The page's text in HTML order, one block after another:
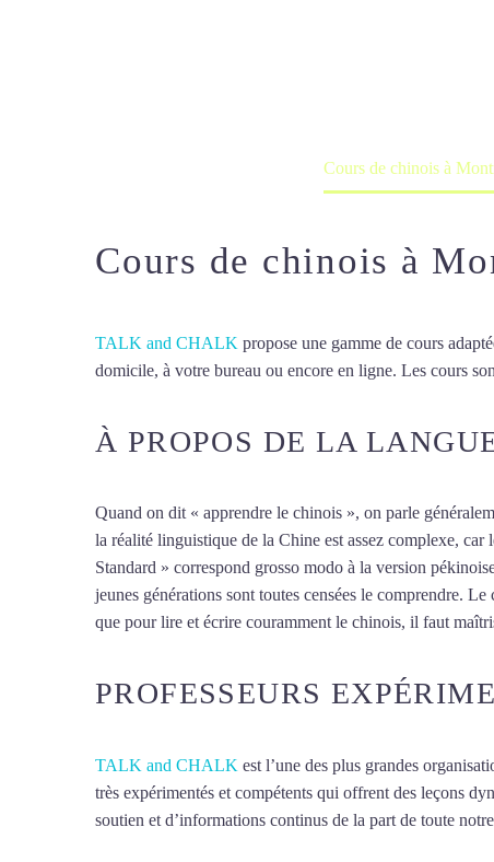
Cours de chinois à
Cours de chinois à
TALK and CHALK propose une gamme de cours
domicile, à votre bureau ou encore en ligne. Les cours
À PROPOS DE LA
Quand on dit « apprendre le chinois », on parle
la réalité linguistique de la Chine est assez complexe,
Standard » correspond grosso modo à la version
jeunes générations sont toutes censées le comprendre.
que pour lire et écrire couramment le chinois, il faut
PROFESSEURS
TALK and CHALK est l’une des plus grandes
très expérimentés et compétents qui offrent des leçons
soutien et d’informations continus de la part de toute